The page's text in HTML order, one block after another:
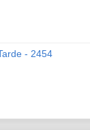
- 2454